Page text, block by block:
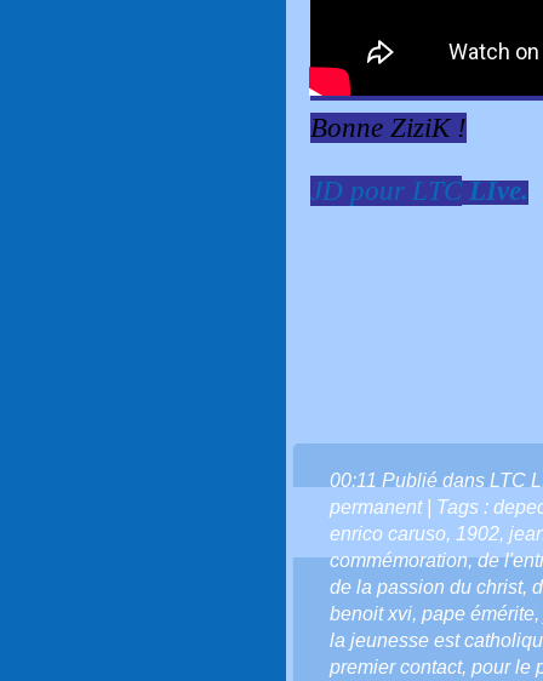
Bonne ZiziK !
JD pour LTCLIve.
00:11 Publié dans LTC
permanent| Tags :
enrico caruso, 1902,
commémoration,de
de la passion du christ,
benoit xvi, pape émérite,
la jeunesse est
premier contact, pour le